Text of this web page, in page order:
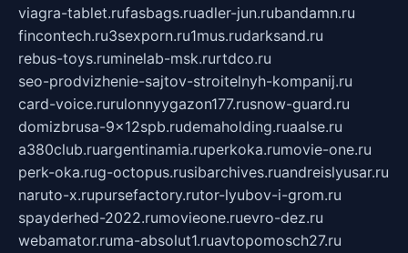
viagra-tablet.rufasbags.ruadler-jun.rubandamn.ru
fincontech.ru3sexporn.ru1mus.rudarksand.ru
rebus-toys.ruminelab-msk.rurtdco.ru
seo-prodvizhenie-sajtov-stroitelnyh-kompanij.ru
card-voice.rurulonnyygazon177.rusnow-guard.ru
domizbrusa-9x12spb.rudemaholding.ruaalse.ru
a380club.ruargentinamia.ruperkoka.rumovie-one.ru
perk-oka.rug-octopus.rusibarchives.ruandreislyusar.ru
naruto-x.rupursefactory.rutor-lyubov-i-grom.ru
spayderhed-2022.rumovieone.ruevro-dez.ru
webamator.ruma-absolut1.ruavtopomosch27.ru